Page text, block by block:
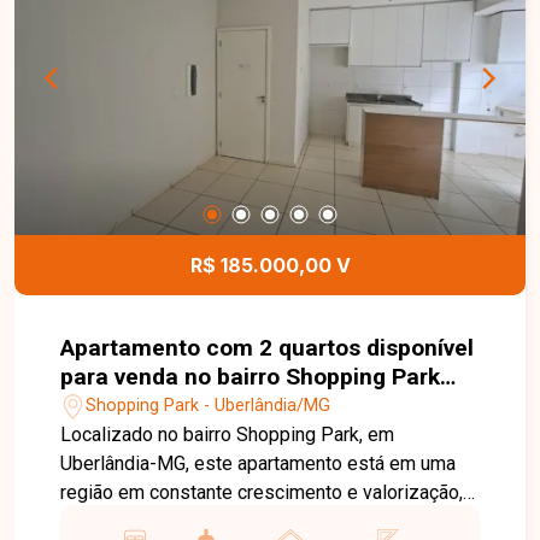
oportunidade para quem busca um apartamento
funcional, bem localizado e com excelente custo-
benefício no bairro Morumbi. Agende uma visita e
venha conhecer todos os detalhes deste imóvel.
R$ 185.000,00 V
Apartamento com 2 quartos disponível
para venda no bairro Shopping Park
em Uberlândia-MG
Shopping Park - Uberlândia/MG
Localizado no bairro Shopping Park, em
Uberlândia-MG, este apartamento está em uma
região em constante crescimento e valorização,